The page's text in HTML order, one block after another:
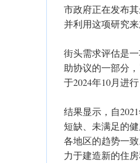
市政府正在发布其
并利用这项研究
街头需求评估是
助协议的一部分
于2024年10月进
结果显示，自
短缺、未满足的
各地区的趋势一
力于建造新的住